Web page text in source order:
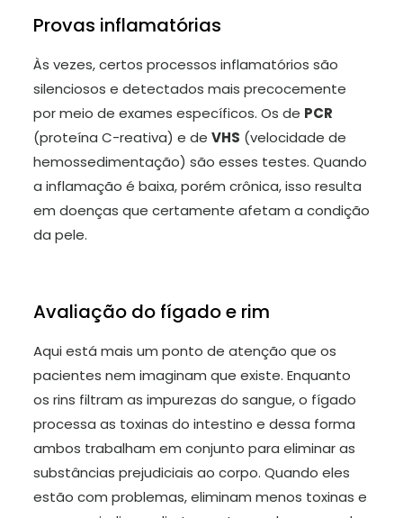
Provas inflamatórias
Às vezes, certos processos inflamatórios são
silenciosos e detectados mais precocemente
por meio de exames específicos. Os de PCR
(proteína C-reativa) e de VHS (velocidade de
hemossedimentação) são esses testes. Quando
a inflamação é baixa, porém crônica, isso resulta
em doenças que certamente afetam a condição
da pele.
Avaliação do fígado e rim
Aqui está mais um ponto de atenção que os
pacientes nem imaginam que existe. Enquanto
os rins filtram as impurezas do sangue, o fígado
processa as toxinas do intestino e dessa forma
ambos trabalham em conjunto para eliminar as
substâncias prejudiciais ao corpo. Quando eles
estão com problemas, eliminam menos toxinas e